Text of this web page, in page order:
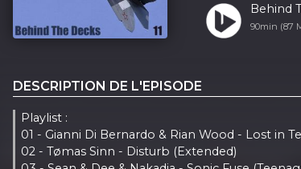
Behind
90min (87
DESCRIPTION DE L'EPISODE
Playlist :
01 - Gianni Di Bernardo & Rian Wood - Lost in
02 - Tømas Sinn - Disturb (Extended)